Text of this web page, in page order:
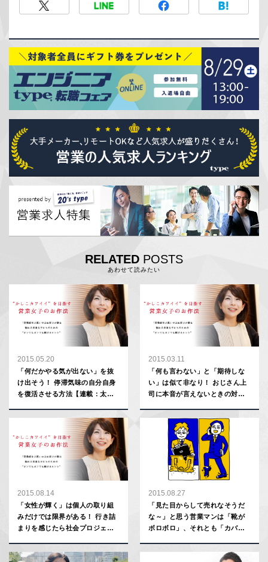
RELATED POSTS
あわせて読みたい
2015.05.20
「何だかやる気が出ない」を抜
け出そう！ 停滞気味の自分自身
を復活させる方法【連載：太田
2015.03.11
「何も言わない」と「期待しな
い」は似て非なり！ おじさん上
司に本音が言えないときの対処
載：太田彩子】
2015.08.14
「女性が輝く」は個人の取り組
みだけでは限界がある！ 行き詰
まりを感じたら社会プロジェク
2015.08.27
「見た目からして売れなそうだ
な～」と思う営業マンは「靴が
ボロボロ」、それとも「カバン